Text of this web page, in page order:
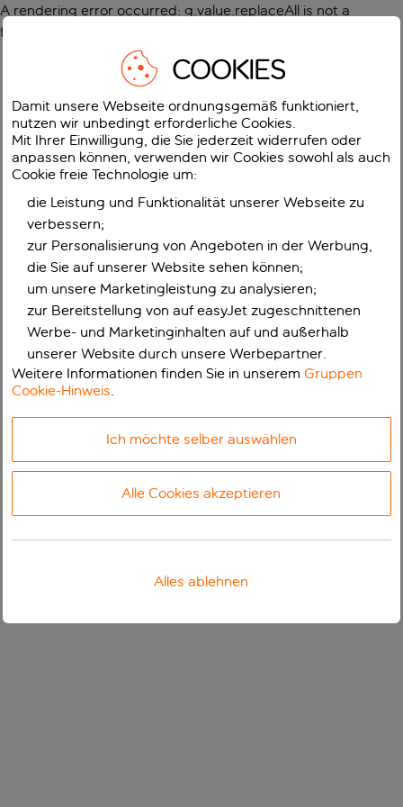
A rendering error occurred: g.value.replaceAll is not a
function
COOKIES
Damit unsere Webseite ordnungsgemäß funktioniert,
nutzen wir unbedingt erforderliche Cookies.
Mit Ihrer Einwilligung, die Sie jederzeit widerrufen oder
anpassen können, verwenden wir Cookies sowohl als auch
Cookie freie Technologie um:
die Leistung und Funktionalität unserer Webseite zu
verbessern;
zur Personalisierung von Angeboten in der Werbung,
die Sie auf unserer Website sehen können;
um unsere Marketingleistung zu analysieren;
zur Bereitstellung von auf easyJet zugeschnittenen
Werbe- und Marketinginhalten auf und außerhalb
unserer Website durch unsere Werbepartner.
Weitere Informationen finden Sie in unseremGruppen
Cookie-Hinweis.
Ich möchte selber auswählen
Alle Cookies akzeptieren
Alles ablehnen